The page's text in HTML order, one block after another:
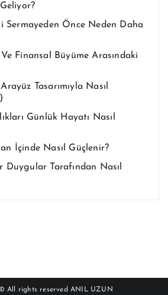
Sermayeden Önce Neden Daha
Finansal Büyüme Arasındaki
Tasarımıyla Nasıl
Günlük Hayatı Nasıl
İçinde Nasıl Güçlenir?
Duygular Tarafından Nasıl
All rights reserved ANIL UZUN